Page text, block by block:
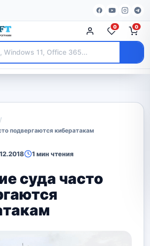
0 0
/
подвергаются кибератакам
1 мин чтения
суда часто